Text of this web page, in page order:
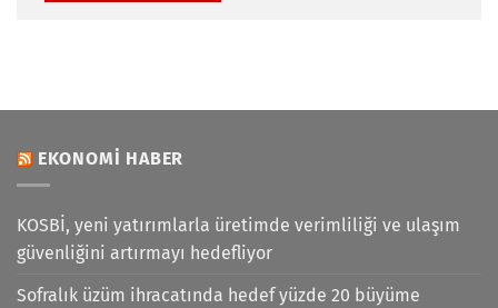
EKONOMI HABER
KOSBİ, yeni yatırımlarla üretimde verimliliği ve ulaşım
güvenliğini artırmayı hedefliyor
Sofralık üzüm ihracatında hedef yüzde 20 büyüme